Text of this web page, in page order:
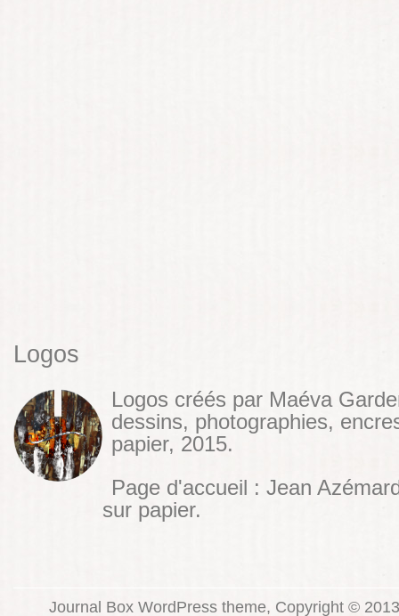
Logos
Logos créés par Maéva
dessins, photographies,
papier, 2015.
Page d'accueil : Jean
sur papier.
Journal Box WordPress theme, Copyright ©